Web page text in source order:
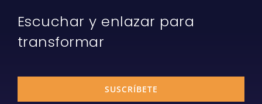
Escuchar y enlazar para
transformar
SUSCRÍBETE